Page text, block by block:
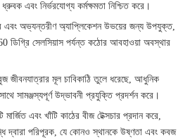
এবং নির্ভরযোগ্য কর্মক্ষমতা নিশ্চিত করে।
এবং অভ্যন্তরীণ অ্যাপ্লিকেশন উভয়ের জন্য উপযুক্ত,
ডিগ্রি সেলসিয়াস পর্যন্ত কঠোর আবহাওয়া অবস্থার
জীবনযাত্রার মূল চাবিকাঠি তুলে ধরেছে, আধুনিক
সামঞ্জস্যপূর্ণ উদ্ভাবনী প্রযুক্তি প্রদর্শন করে।
মার্জিত এবং খাঁটি কাঠের বীজ টেক্সচার প্রদান করে,
দ্বারা পরিপূরক, যে কোনও স্থানকে উষ্ণতা এবং কবজ